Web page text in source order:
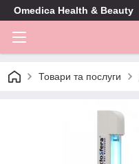
Omedica Health & Beauty
Товари та послуги